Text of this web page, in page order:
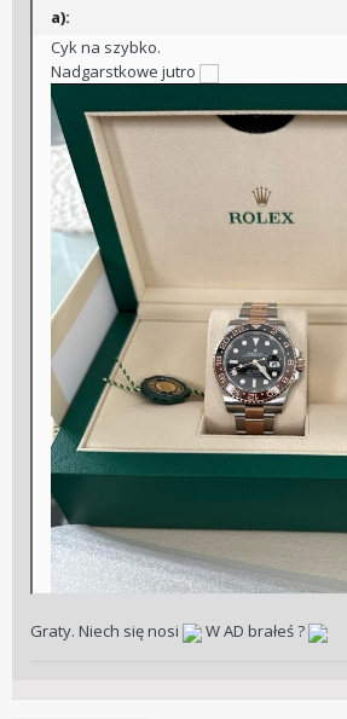
a):
Cyk na szybko.
Nadgarstkowe jutro
Graty. Niech się nosi W AD brałeś ?